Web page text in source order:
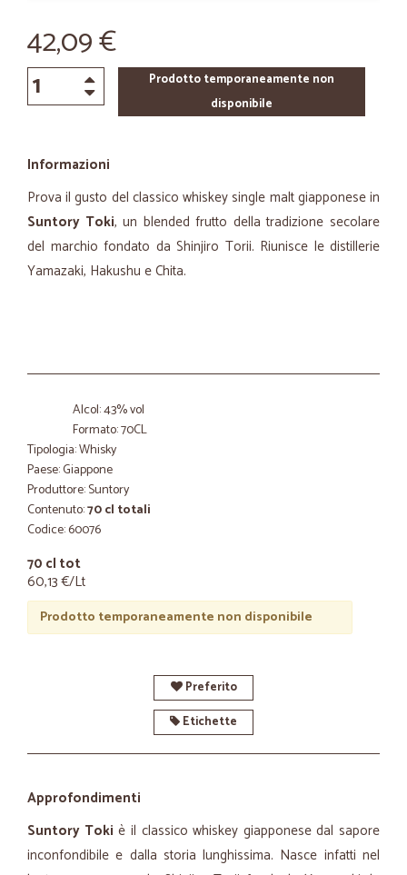
42,09 €
Prodotto temporaneamente non
disponibile
Informazioni
Prova il gusto del classico whiskey single malt giapponese in
Suntory Toki, un blended frutto della tradizione secolare
del marchio fondato da Shinjiro Torii. Riunisce le distillerie
Yamazaki, Hakushu e Chita.
Alcol: 43% vol
Formato: 70CL
Tipologia: Whisky
Paese: Giappone
Produttore: Suntory
Contenuto:70 cl totali
Codice: 60076
70 cl tot
60,13 €/Lt
Prodotto temporaneamente non disponibile
Preferito
Etichette
Approfondimenti
Suntory Toki è il classico whiskey giapponese dal sapore
inconfondibile e dalla storia lunghissima. Nasce infatti nel